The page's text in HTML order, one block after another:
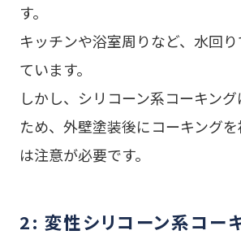
す。
キッチンや浴室周りなど、水回
ています。
しかし、シリコーン系コーキン
ため、外壁塗装後にコーキング
は注意が必要です。
2: 変性シリコーン系コー